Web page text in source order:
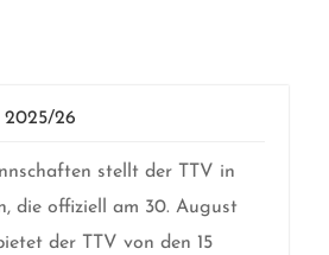
2025/26
stellt der TTV in
die offiziell am 30. August
der TTV von den 15